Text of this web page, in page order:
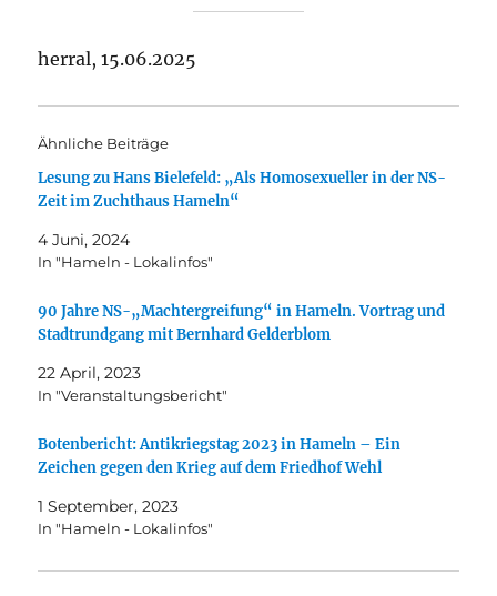
herral, 15.06.2025
Ähnliche Beiträge
Lesung zu Hans Bielefeld: „Als Homosexueller in der NS-
Zeit im Zuchthaus Hameln“
4 Juni, 2024
In "Hameln - Lokalinfos"
90 Jahre NS-„Machtergreifung“ in Hameln. Vortrag und
Stadtrundgang mit Bernhard Gelderblom
22 April, 2023
In "Veranstaltungsbericht"
Botenbericht: Antikriegstag 2023 in Hameln – Ein
Zeichen gegen den Krieg auf dem Friedhof Wehl
1 September, 2023
In "Hameln - Lokalinfos"